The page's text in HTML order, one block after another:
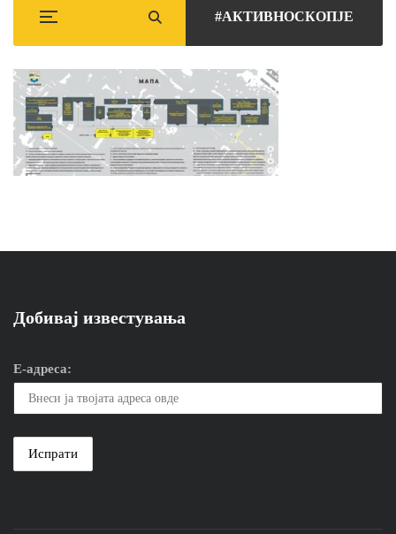
#АКТИВНОСКОПЈЕ
Добивај известувања
Е-адреса: